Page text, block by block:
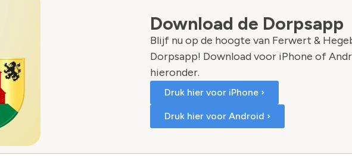
Download de Dorpsapp
Blijf nu op de hoogte van Ferwert &
Dorpsapp! Download voor iPhone of
hieronder.
Druk hier voor iPhone ›
Druk hier voor Android ›